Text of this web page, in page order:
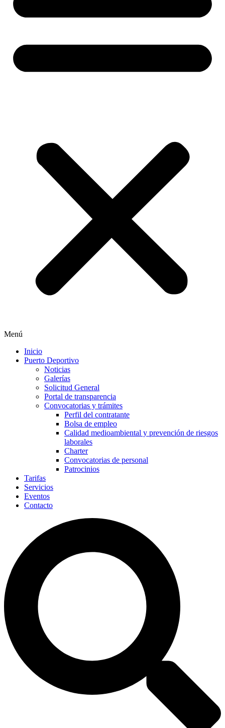
Menú
Inicio
Puerto Deportivo
Noticias
Galerías
Solicitud General
Portal de transparencia
Convocatorias y trámites
Perfil del contratante
Bolsa de empleo
Calidad medioambiental y prevención de riesgos
laborales
Charter
Convocatorias de personal
Patrocinios
Tarifas
Servicios
Eventos
Contacto